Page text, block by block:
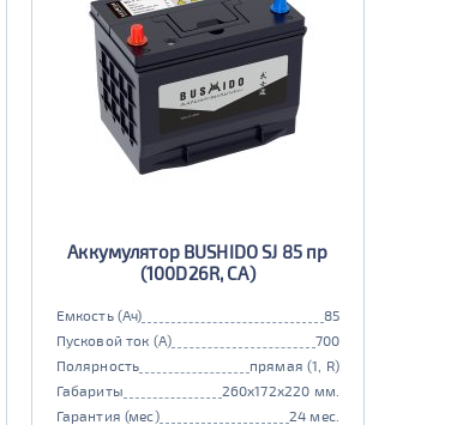
Аккумулятор BUSHIDO SJ 85 пр
(100D26R, CA)
Емкость (Ач)
85
Пусковой ток (А)
700
Полярность
прямая (1, R)
Габариты
260x172x220 мм.
Гарантия (мес)
24 мес.